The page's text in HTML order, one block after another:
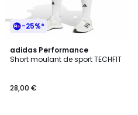
-25%*
adidas Performance
Short moulant de sport TECHFIT
28,00 €
4,5
/ 5